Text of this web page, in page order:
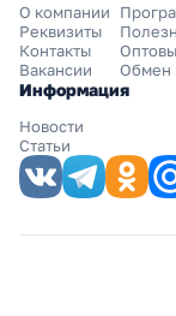
О компании
Реквизиты
Контакты
Вакансии
Обмен
Информация
Новости
Статьи